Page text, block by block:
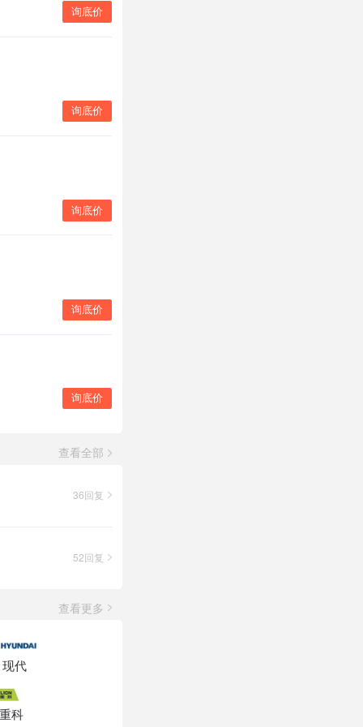
询底价
询底价
询底价
询底价
询底价
查看全部
36回复
52回复
查看更多
现代
科